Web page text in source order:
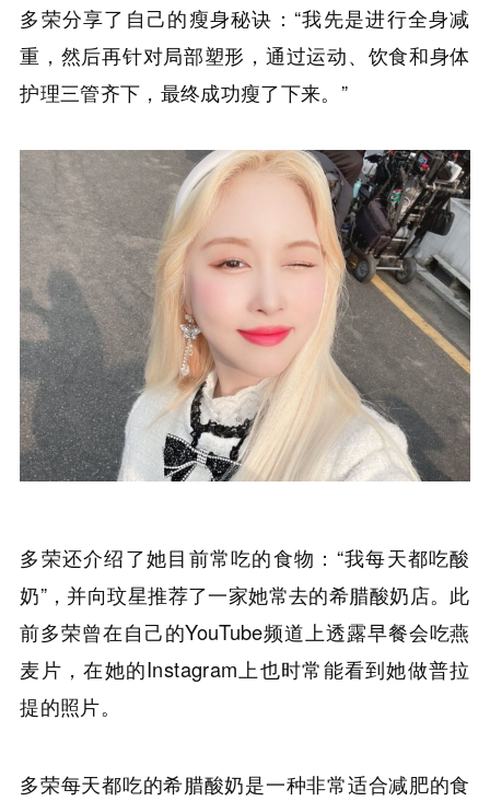
多荣分享了自己的瘦身秘诀：“我先是进行全身减
重，然后再针对局部塑形，通过运动、饮食和身体
护理三管齐下，最终成功瘦了下来。”
多荣还介绍了她目前常吃的食物：“我每天都吃酸
奶”，并向玟星推荐了一家她常去的希腊酸奶店。此
前多荣曾在自己的YouTube频道上透露早餐会吃燕
麦片，在她的Instagram上也时常能看到她做普拉
提的照片。
多荣每天都吃的希腊酸奶是一种非常适合减肥的食